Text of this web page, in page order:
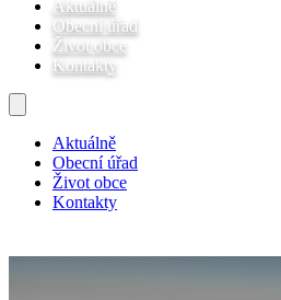
Aktuálně
Obecní úřad
Život obce
Kontakty
Aktuálně
Obecní úřad
Život obce
Kontakty